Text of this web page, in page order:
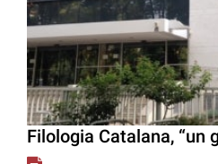
Filologia Catalana, “un